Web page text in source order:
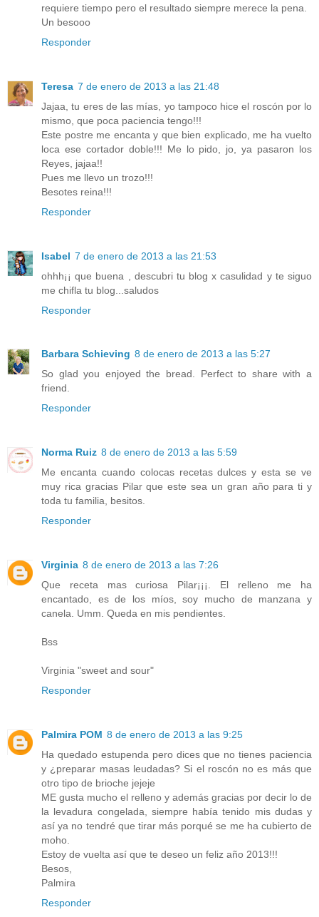
requiere tiempo pero el resultado siempre merece la pena.
Un besooo
Responder
Teresa 7 de enero de 2013 a las 21:48
Jajaa, tu eres de las mías, yo tampoco hice el roscón por lo
mismo, que poca paciencia tengo!!!
Este postre me encanta y que bien explicado, me ha vuelto
loca ese cortador doble!!! Me lo pido, jo, ya pasaron los
Reyes, jajaa!!
Pues me llevo un trozo!!!
Besotes reina!!!
Responder
Isabel 7 de enero de 2013 a las 21:53
ohhh¡¡ que buena , descubri tu blog x casulidad y te siguo
me chifla tu blog...saludos
Responder
Barbara Schieving 8 de enero de 2013 a las 5:27
So glad you enjoyed the bread. Perfect to share with a
friend.
Responder
Norma Ruiz 8 de enero de 2013 a las 5:59
Me encanta cuando colocas recetas dulces y esta se ve
muy rica gracias Pilar que este sea un gran año para ti y
toda tu familia, besitos.
Responder
Virginia 8 de enero de 2013 a las 7:26
Que receta mas curiosa Pilar¡¡¡. El relleno me ha
encantado, es de los míos, soy mucho de manzana y
canela. Umm. Queda en mis pendientes.
Bss
Virginia "sweet and sour"
Responder
Palmira POM 8 de enero de 2013 a las 9:25
Ha quedado estupenda pero dices que no tienes paciencia
y ¿preparar masas leudadas? Si el roscón no es más que
otro tipo de brioche jejeje
ME gusta mucho el relleno y además gracias por decir lo de
la levadura congelada, siempre había tenido mis dudas y
así ya no tendré que tirar más porqué se me ha cubierto de
moho.
Estoy de vuelta así que te deseo un feliz año 2013!!!
Besos,
Palmira
Responder